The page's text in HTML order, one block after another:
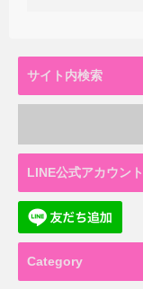
サイト内検索
LINE公式アカウント
Category